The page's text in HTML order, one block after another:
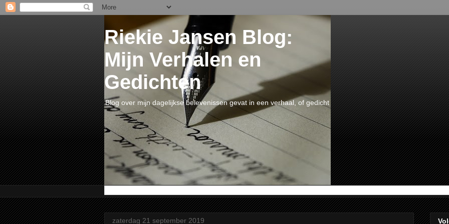
Riekie Jansen Blog:
Mijn Verhalen en
Gedichten
Blog over mijn dagelijkse belevenissen gevat in een verhaal, of gedicht
zaterdag 21 september 2019